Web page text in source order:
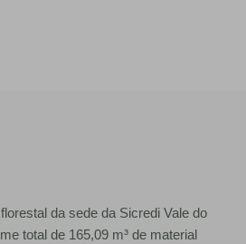
da sede da Sicredi Vale do
total de 165,09 m³ de material